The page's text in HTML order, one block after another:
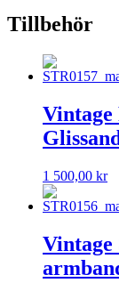
Tillbehör
Vintage
1 500,00 kr
Vintage